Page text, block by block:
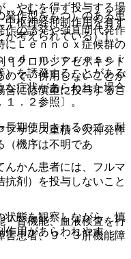
、やむを得ず投与する場
中枢神経抑制作用を有す
が考えられている）］。
クロルジアゼポキシド
ので、併用しないことが
合には慎重に投与するこ
サンス重積＜欠神発作
（機序は不明であ
状態を観察しながら、慎
作用があらわれやす
作型をもつ）のある患
作の誘発や強直間代発作
にＬｅｎｎｏｘ症候群の
ｅｄ ｍｉｃｒｏｓｅｉ
）を誘発することがある
な症状があらわれた場合
．２参照〕。
期使用されるので、耐
かん患者には、フルマ
剤）を投与しないこと
腎機能、血液検査を行
害患者、９．３肝機能障